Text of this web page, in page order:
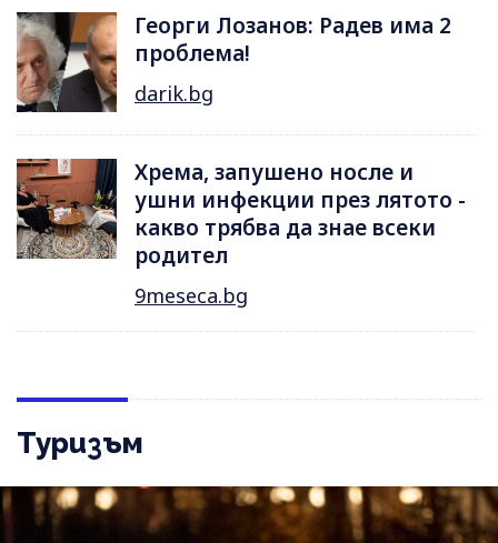
Георги Лозанов: Радев има 2
проблема!
darik.bg
Хрема, запушено носле и
ушни инфекции през лятотo -
какво трябва да знае всеки
родител
9meseca.bg
Туризъм